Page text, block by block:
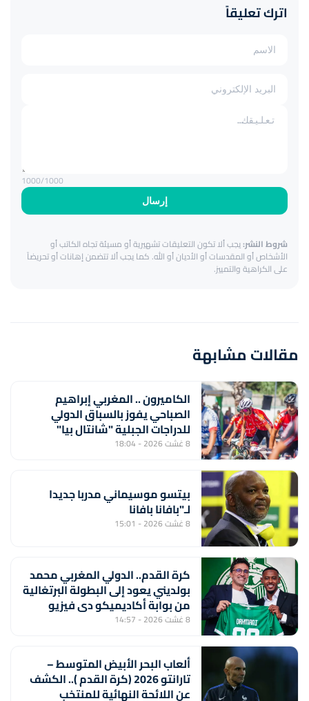
اترك تعليقاً
إرسال
1000/1000
شروط النشر:يجب ألا تكون التعليقات تشهيرية أو مسيئة تجاه الكاتب أو
الأشخاص أو المقدسات أو الأديان أو الله. كما يجب ألا تتضمن إهانات أو تحريضاً
على الكراهية والتمييز.
مقالات مشابهة
الكاميرون .. المغربي إبراهيم
الصباحي يفوز بالسباق الدولي
للدراجات الجبلية "شانتال بيا"
8 غشت 2026 - 18:04
بيتسو موسيماني مدربا جديدا
لـ"بافانا بافانا
8 غشت 2026 - 15:01
كرة القدم.. الدولي المغربي محمد
بولديني يعود إلى البطولة البرتغالية
من بوابة أكاديميكو دي فيزيو
8 غشت 2026 - 14:57
ألعاب البحر الأبيض المتوسط –
تارانتو 2026 (كرة القدم ).. الكشف
عن اللائحة النهائية للمنتخب